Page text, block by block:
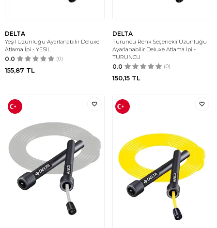
DELTA
Yeşil Uzunluğu Ayarlanabilir Deluxe
Atlama İpi - YESIL
0.0 (0)
155,87 TL
DELTA
Turuncu Renk Seçenekli Uzunluğu
Ayarlanabilir Deluxe Atlama İpi -
TURUNCU
0.0 (0)
150,15 TL